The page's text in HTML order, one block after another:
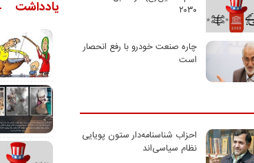
احزاب شناسنامه‌دار ستون پویایی
نظام سیاسی‌اند
۲۰۳۰
چاره صنعت خودرو با رفع انحصار
است
یادداشت